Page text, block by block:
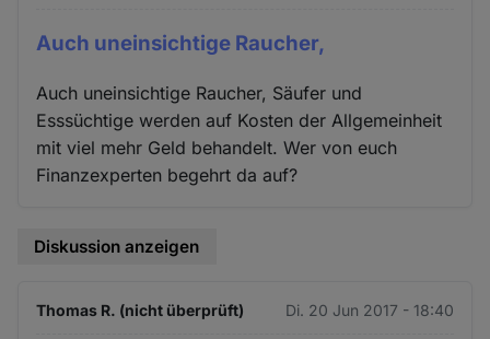
Auch uneinsichtige Raucher,
Auch uneinsichtige Raucher, Säufer und
Esssüchtige werden auf Kosten der Allgemeinheit
mit viel mehr Geld behandelt. Wer von euch
Finanzexperten begehrt da auf?
Diskussion anzeigen
Thomas R. (nicht überprüft) Di. 20 Jun 2017 - 18:40